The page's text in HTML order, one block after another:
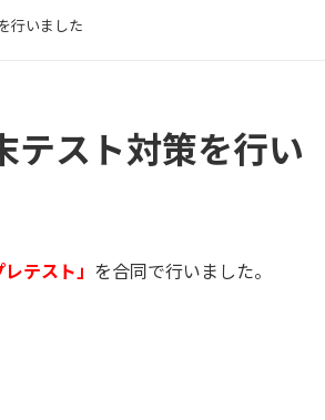
行いました
テスト対策を行い
レテスト」 を合同で行いました。